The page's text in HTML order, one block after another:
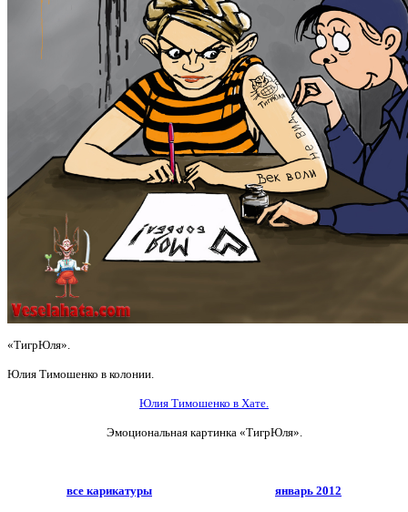
«ТигрЮля».
Юлия Тимошенко в колонии.
Юлия Тимошенко в Хате.
Эмоциональная картинка «ТигрЮля».
все карикатуры январь 2012